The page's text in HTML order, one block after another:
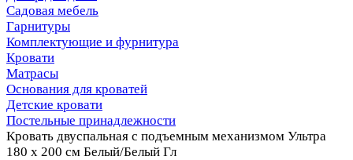
Садовая мебель
Гарнитуры
Комплектующие и фурнитура
Кровати
Матрасы
Основания для кроватей
Детские кровати
Постельные принадлежности
Кровать двуспальная с подъемным механизмом Ультра
180 х 200 см Белый/Белый Гл